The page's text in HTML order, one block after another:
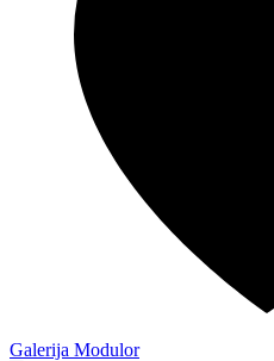
Galerija Modulor